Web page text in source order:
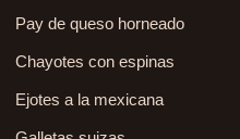
Pay de queso horneado
Chayotes con espinas
Ejotes a la mexicana